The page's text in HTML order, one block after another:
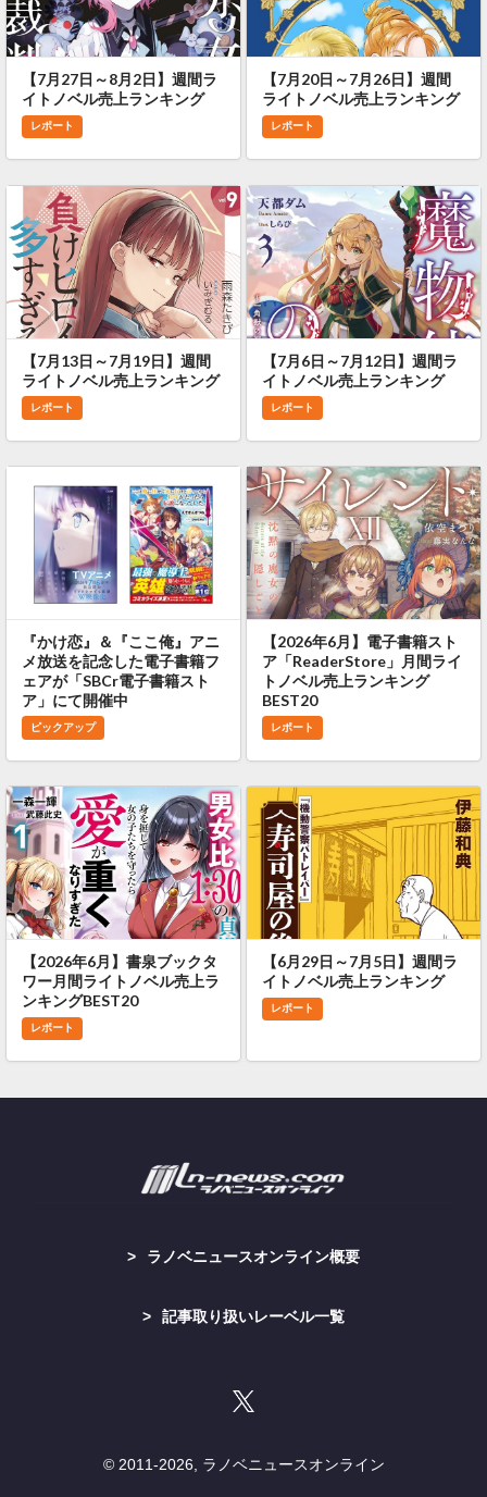
【7月27日～8月2日】週間ラ
イトノベル売上ランキング
レポート
【7月20日～7月26日】週間
ライトノベル売上ランキング
レポート
【7月13日～7月19日】週間
ライトノベル売上ランキング
レポート
【7月6日～7月12日】週間ラ
イトノベル売上ランキング
レポート
『かけ恋』＆『ここ俺』アニ
メ放送を記念した電子書籍フ
ェアが「SBCr電子書籍スト
ア」にて開催中
ピックアップ
【2026年6月】電子書籍スト
ア「ReaderStore」月間ライ
トノベル売上ランキング
BEST20
レポート
【2026年6月】書泉ブックタ
ワー月間ライトノベル売上ラ
ンキングBEST20
レポート
【6月29日～7月5日】週間ラ
イトノベル売上ランキング
レポート
ラノベニュースオンライン概要
記事取り扱いレーベル一覧
© 2011-2026, ラノベニュースオンライン